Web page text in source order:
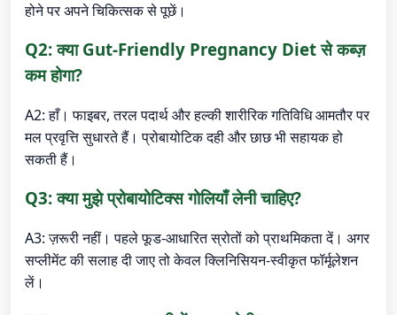
होने पर अपने चिकित्सक से पूछें।
Q2: क्या Gut-Friendly Pregnancy Diet से कब्ज़
कम होगा?
A2: हाँ। फाइबर, तरल पदार्थ और हल्की शारीरिक गतिविधि आमतौर पर
मल प्रवृत्ति सुधारते हैं। प्रोबायोटिक दही और छाछ भी सहायक हो
सकती हैं।
Q3: क्या मुझे प्रोबायोटिक्स गोलियाँ लेनी चाहिए?
A3: ज़रूरी नहीं। पहले फूड-आधारित स्रोतों को प्राथमिकता दें। अगर
सप्लीमेंट की सलाह दी जाए तो केवल क्लिनिसियन-स्वीकृत फॉर्मूलेशन
लें।